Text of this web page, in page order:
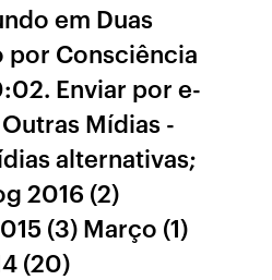
em Duas
por Consciência
Enviar por e-
Mídias -
alternativas;
2016 (2)
(3) Março (1)
(20)